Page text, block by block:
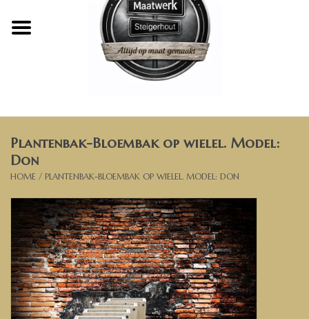
Horeca meubels
Bartafels
Banken, stoelen &
(Bar)krukken
Hoekbanken
Plantenbakken
Opbergkisten
Plantenbak-Bloembak op wielel. Model:
Don
HOME / PLANTENBAK-BLOEMBAK OP WIELEL. MODEL: DON